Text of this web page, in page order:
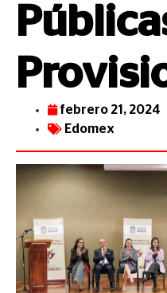
febrero 21, 2024
Edomex